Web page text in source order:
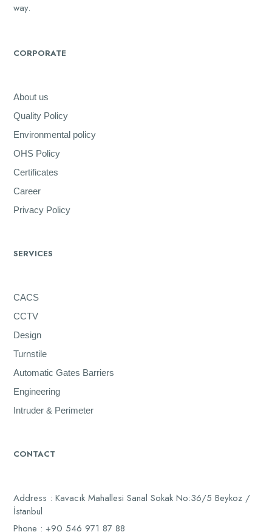
way.
CORPORATE
About us
Quality Policy
Environmental policy
OHS Policy
Certificates
Career
Privacy Policy
SERVICES
CACS
CCTV
Design
Turnstile
Automatic Gates Barriers
Engineering
Intruder & Perimeter
CONTACT
Address : Kavacık Mahallesi Sanal Sokak No:36/5 Beykoz /
İstanbul
Phone : +90 546 971 87 88